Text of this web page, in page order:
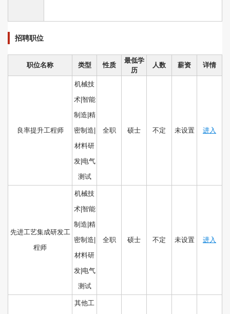
招聘职位
职位名称 类型 性质
最低学
历
人数 薪资 详情
良率提升工程师
机械技
术|智能
制造|精
密制造|
材料研
发|电气
测试
全职 硕士 不定 未设置 进入
先进工艺集成研发工
程师
机械技
术|智能
制造|精
密制造|
材料研
发|电气
测试
全职 硕士 不定 未设置 进入
其他工